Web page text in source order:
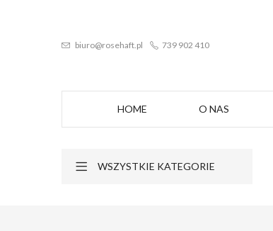
biuro@rosehaft.pl 739 902 410
HOME O NAS
WSZYSTKIE KATEGORIE